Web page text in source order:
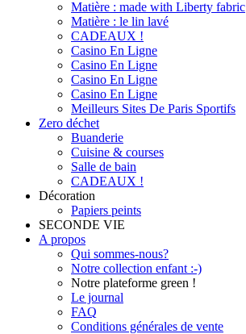
Matière : made with Liberty fabric
Matière : le lin lavé
CADEAUX !
Casino En Ligne
Casino En Ligne
Casino En Ligne
Casino En Ligne
Meilleurs Sites De Paris Sportifs
Zero déchet
Buanderie
Cuisine & courses
Salle de bain
CADEAUX !
Décoration
Papiers peints
SECONDE VIE
A propos
Qui sommes-nous?
Notre collection enfant :-)
Notre plateforme green !
Le journal
FAQ
Conditions générales de vente